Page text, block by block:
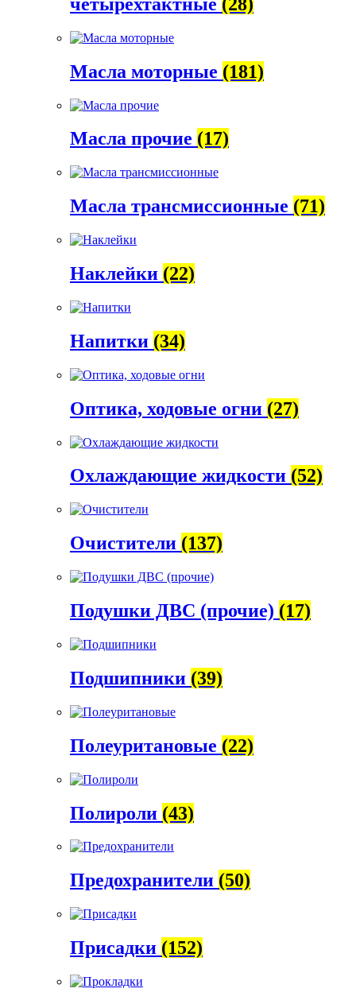
Масла моторные (181)
Масла прочие (17)
Масла трансмиссионные (71)
Наклейки (22)
Напитки (34)
Оптика, ходовые огни (27)
Охлаждающие жидкости (52)
Очистители (137)
Подушки ДВС (прочие) (17)
Подшипники (39)
Полеуритановые (22)
Полироли (43)
Предохранители (50)
Присадки (152)